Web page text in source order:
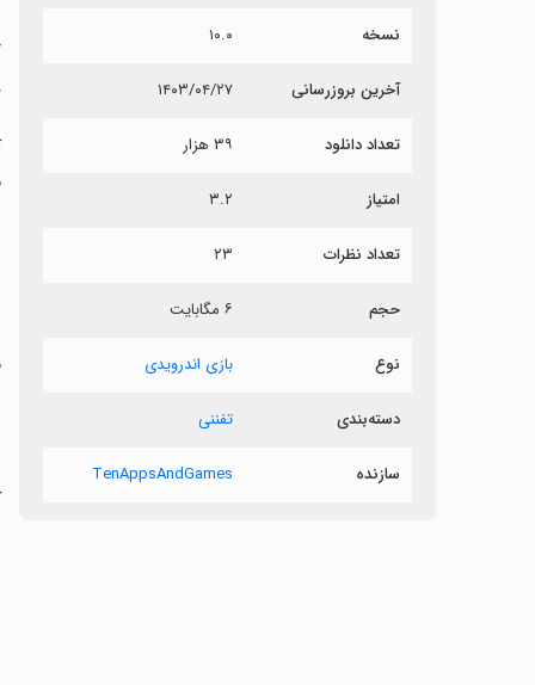
نسخه ۱۰.۰
آخرین بروزرسانی ۱۴۰۳/۰۴/۲۷
تعداد دانلود ۳۹ هزار
امتیاز ۳.۲
تعداد نظرات ۲۳
حجم ۶ مگابایت
نوع بازی اندرویدی
دسته‌بندی تفننی
سازنده TenAppsAndGames